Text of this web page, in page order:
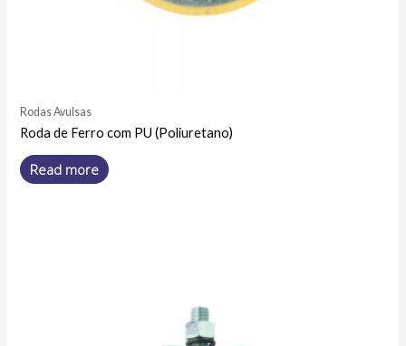
Rodas Avulsas
Roda de Ferro com PU (Poliuretano)
Read more